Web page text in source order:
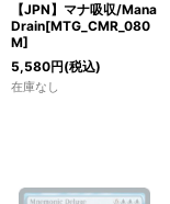
【JPN】マナ吸収/Mana
Drain[MTG_CMR_080
M]
5,580円(税込)
在庫なし